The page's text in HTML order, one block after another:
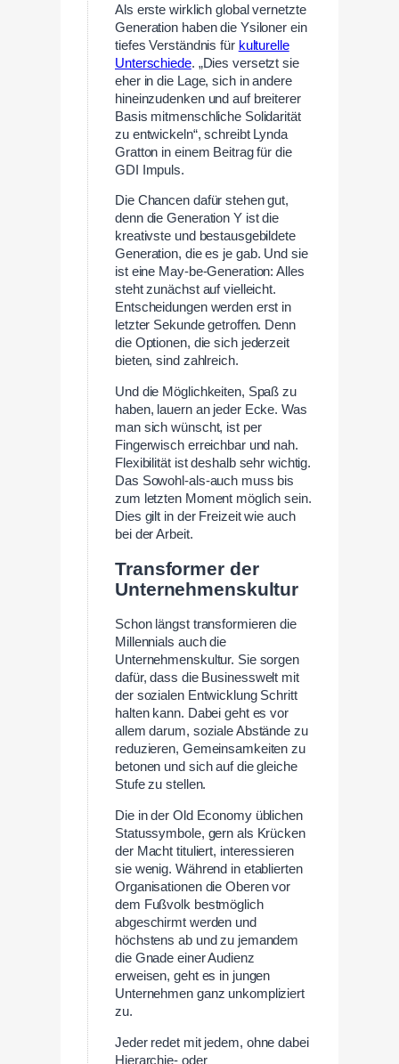
Als erste wirklich global vernetzte
Generation haben die Ysiloner ein
tiefes Verständnis für kulturelle
Unterschiede. „Dies versetzt sie
eher in die Lage, sich in andere
hineinzudenken und auf breiterer
Basis mitmenschliche Solidarität
zu entwickeln“, schreibt Lynda
Gratton in einem Beitrag für die
GDI Impuls.
Die Chancen dafür stehen gut,
denn die Generation Y ist die
kreativste und bestausgebildete
Generation, die es je gab. Und sie
ist eine May-be-Generation: Alles
steht zunächst auf vielleicht.
Entscheidungen werden erst in
letzter Sekunde getroffen. Denn
die Optionen, die sich jederzeit
bieten, sind zahlreich.
Und die Möglichkeiten, Spaß zu
haben, lauern an jeder Ecke. Was
man sich wünscht, ist per
Fingerwisch erreichbar und nah.
Flexibilität ist deshalb sehr wichtig.
Das Sowohl-als-auch muss bis
zum letzten Moment möglich sein.
Dies gilt in der Freizeit wie auch
bei der Arbeit.
Transformer der
Unternehmenskultur
Schon längst transformieren die
Millennials auch die
Unternehmenskultur. Sie sorgen
dafür, dass die Businesswelt mit
der sozialen Entwicklung Schritt
halten kann. Dabei geht es vor
allem darum, soziale Abstände zu
reduzieren, Gemeinsamkeiten zu
betonen und sich auf die gleiche
Stufe zu stellen.
Die in der Old Economy üblichen
Statussymbole, gern als Krücken
der Macht tituliert, interessieren
sie wenig. Während in etablierten
Organisationen die Oberen vor
dem Fußvolk bestmöglich
abgeschirmt werden und
höchstens ab und zu jemandem
die Gnade einer Audienz
erweisen, geht es in jungen
Unternehmen ganz unkompliziert
zu.
Jeder redet mit jedem, ohne dabei
Hierarchie- oder